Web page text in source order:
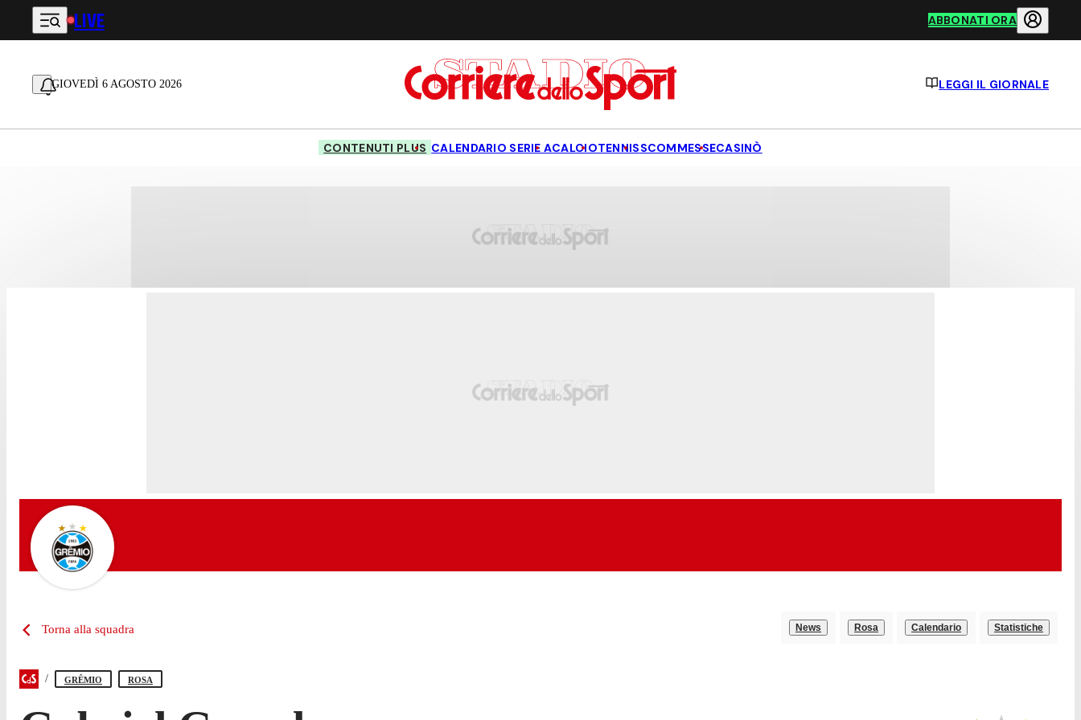
Vai al contenuto principale
LIVE ABBONATI ORA
GIOVEDÌ 6 AGOSTO 2026 LEGGI IL GIORNALE
CONTENUTI PLUS CALENDARIO SERIE ACALCIOTENNISSCOMMESSECASINÒ
Torna alla squadra News Rosa Calendario Statistiche
GRÊMIO ROSA